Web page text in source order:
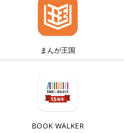
まんが王国
BOOK WALKER